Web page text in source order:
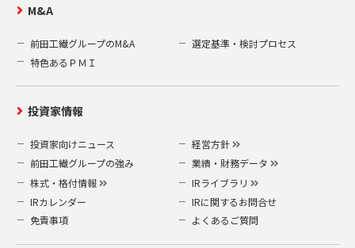
M&A
前田工繊グループのM&A
選定基準・検討プロセス
特色あるＰＭＩ
投資家情報
投資家向けニュース
経営方針
前田工繊グループの強み
業績・財務データ
株式・格付情報
IRライブラリ
IRカレンダー
IRに関するお問合せ
免責事項
よくあるご質問